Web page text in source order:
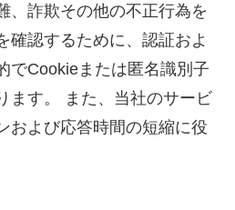
、詐欺その他の不正行為を
確認するために、認証およ
でCookieまたは匿名識別子
ます。 また、当社のサービ
および応答時間の短縮に役